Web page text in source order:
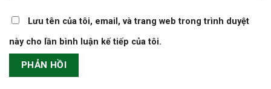
Lưu tên của tôi, email, và trang web trong trình duyệt
này cho lần bình luận kế tiếp của tôi.